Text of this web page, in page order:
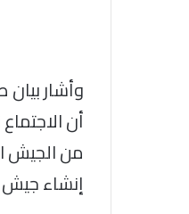
وأشار
أن
من الجيش
إنشاء